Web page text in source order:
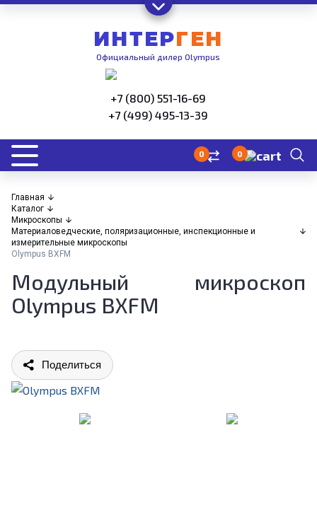
ИНТЕРГЕН
Официальный дилер Olympus
+7 (800) 551-16-69
+7 (499) 495-13-39
0 0
Главная
Каталог
Микроскопы
Материаловедческие, поляризационные, инспекционные и
измерительные микроскопы
Olympus BXFM
Модульный микроскоп
Olympus BXFM
Поделиться